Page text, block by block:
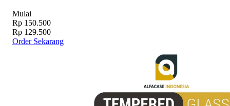
Mulai
Rp 150.500
Rp 129.500
Order Sekarang